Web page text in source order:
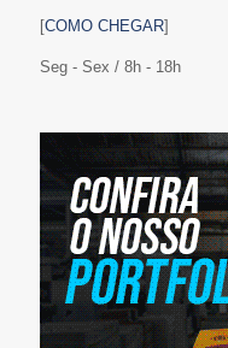
[COMO CHEGAR]
Seg - Sex / 8h - 18h